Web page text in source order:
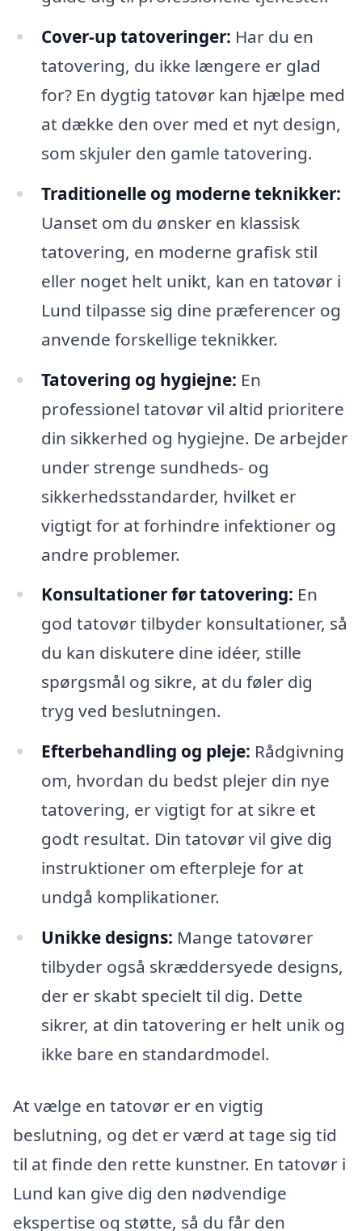
Cover-up tatoveringer: Har du en
tatovering, du ikke længere er glad
for? En dygtig tatovør kan hjælpe med
at dække den over med et nyt design,
som skjuler den gamle tatovering.
Traditionelle og moderne teknikker:
Uanset om du ønsker en klassisk
tatovering, en moderne grafisk stil
eller noget helt unikt, kan en tatovør i
Lund tilpasse sig dine præferencer og
anvende forskellige teknikker.
Tatovering og hygiejne: En
professionel tatovør vil altid prioritere
din sikkerhed og hygiejne. De arbejder
under strenge sundheds- og
sikkerhedsstandarder, hvilket er
vigtigt for at forhindre infektioner og
andre problemer.
Konsultationer før tatovering: En
god tatovør tilbyder konsultationer, så
du kan diskutere dine idéer, stille
spørgsmål og sikre, at du føler dig
tryg ved beslutningen.
Efterbehandling og pleje: Rådgivning
om, hvordan du bedst plejer din nye
tatovering, er vigtigt for at sikre et
godt resultat. Din tatovør vil give dig
instruktioner om efterpleje for at
undgå komplikationer.
Unikke designs: Mange tatovører
tilbyder også skræddersyede designs,
der er skabt specielt til dig. Dette
sikrer, at din tatovering er helt unik og
ikke bare en standardmodel.
At vælge en tatovør er en vigtig
beslutning, og det er værd at tage sig tid
til at finde den rette kunstner. En tatovør i
Lund kan give dig den nødvendige
ekspertise og støtte, så du får den